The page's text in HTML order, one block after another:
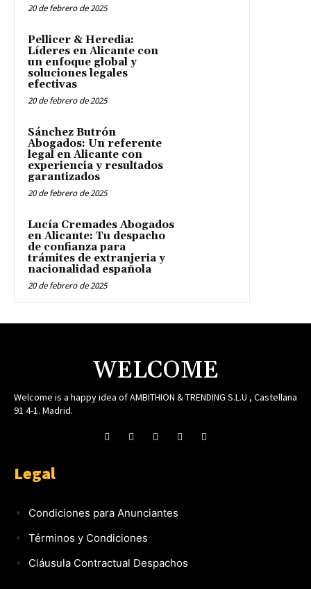
20 de febrero de 2025
Pellicer & Heredia:
Líderes en Alicante con
un enfoque global y
soluciones legales
efectivas
20 de febrero de 2025
Sánchez Butrón
Abogados: Un referente
legal en Alicante con
experiencia y resultados
garantizados
20 de febrero de 2025
Lucía Cremades Abogados
en Alicante: Tu despacho
de confianza para
trámites de extranjeria y
nacionalidad española
20 de febrero de 2025
WELCOME
Welcome is a happy idea of AMBITHION & TRENDING S.L.U , Castellana
91 4-1. Madrid.
Legal
Condiciones para Anunciantes
Términos y Condiciones
Cláusula Contractual Despachos